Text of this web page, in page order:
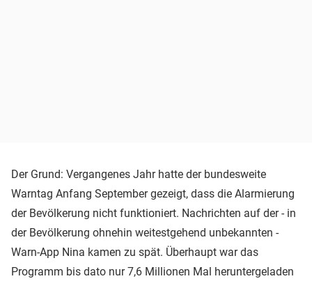
Der Grund: Vergangenes Jahr hatte der bundesweite
Warntag Anfang September gezeigt, dass die Alarmierung
der Bevölkerung nicht funktioniert. Nachrichten auf der - in
der Bevölkerung ohnehin weitestgehend unbekannten -
Warn-App Nina kamen zu spät. Überhaupt war das
Programm bis dato nur 7,6 Millionen Mal heruntergeladen